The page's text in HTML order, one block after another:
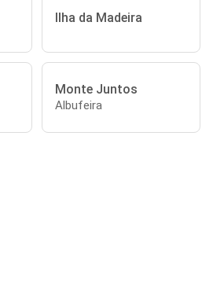
Ilha da Madeira
Monte Juntos
Albufeira